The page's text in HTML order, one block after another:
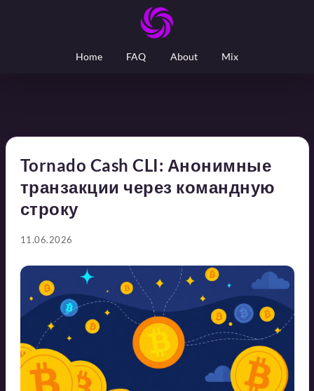
Home FAQ About Mix
Tornado Cash CLI: Анонимные
транзакции через командную
строку
11.06.2026